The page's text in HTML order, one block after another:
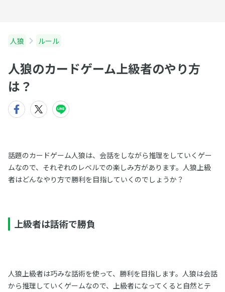
人狼 ルール
人狼のカードゲーム上級者のやり方
は？
話題のカードゲーム人狼は、会話をしながら推理をしていくゲー
ムなので、それぞれのレベルでの楽しみ方があります。人狼上級
者はどんなやり方で勝利を目指していくのでしょうか？
上級者は話術で勝負
人狼上級者は巧みな話術を使って、勝利を目指します。人狼は会話
から推理していくゲームなので、上級者になってくると自然とテ